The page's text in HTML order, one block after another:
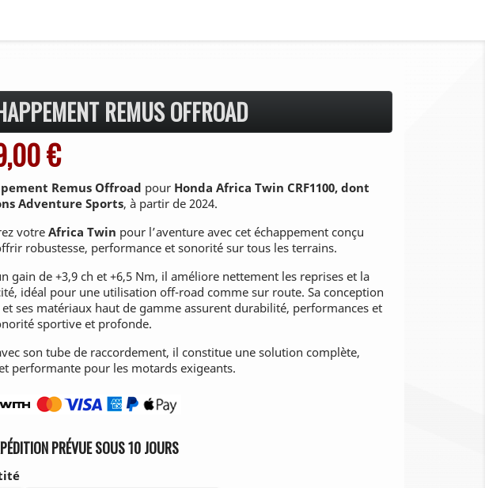
REMUS OFFROAD
€
Remus Offroad pour Honda Africa Twin CRF1100, dont
Adventure Sports, à partir de 2024.
votre Africa Twin pour l’aventure avec cet échappement conçu
robustesse, performance et sonorité sur tous les terrains.
gain de +3,9 ch et +6,5 Nm, il améliore nettement les reprises et la
idéal pour une utilisation off-road comme sur route. Sa conception
et ses matériaux haut de gamme assurent durabilité, performances et
sportive et profonde.
son tube de raccordement, il constitue une solution complète,
performante pour les motards exigeants.
PRÉVUE SOUS 10 JOURS